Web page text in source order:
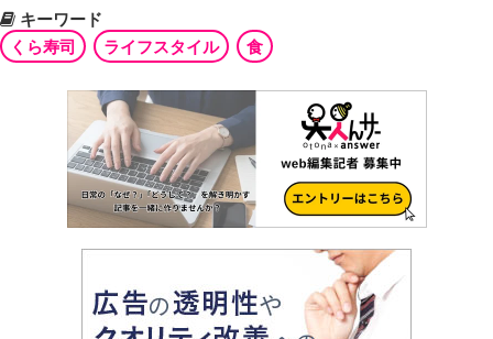
キーワード
くら寿司
ライフスタイル 食